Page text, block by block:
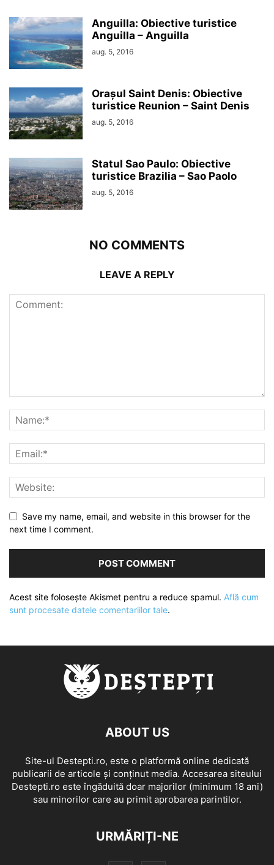
Anguilla: Obiective turistice
Anguilla – Anguilla
aug. 5, 2016
Orașul Saint Denis: Obiective
turistice Reunion – Saint Denis
aug. 5, 2016
Statul Sao Paulo: Obiective
turistice Brazilia – Sao Paolo
aug. 5, 2016
NO COMMENTS
LEAVE A REPLY
Save my name, email, and website in this browser for the
next time I comment.
Acest site folosește Akismet pentru a reduce spamul. Află cum
sunt procesate datele comentariilor tale.
ABOUT US
Site-ul Destepti.ro, este o platformă online dedicată
publicarii de articole și conținut media. Accesarea siteului
Destepti.ro este îngăduită doar majorilor (minimum 18 ani)
sau minorilor care au primit aprobarea parintilor.
URMĂRIȚI-NE